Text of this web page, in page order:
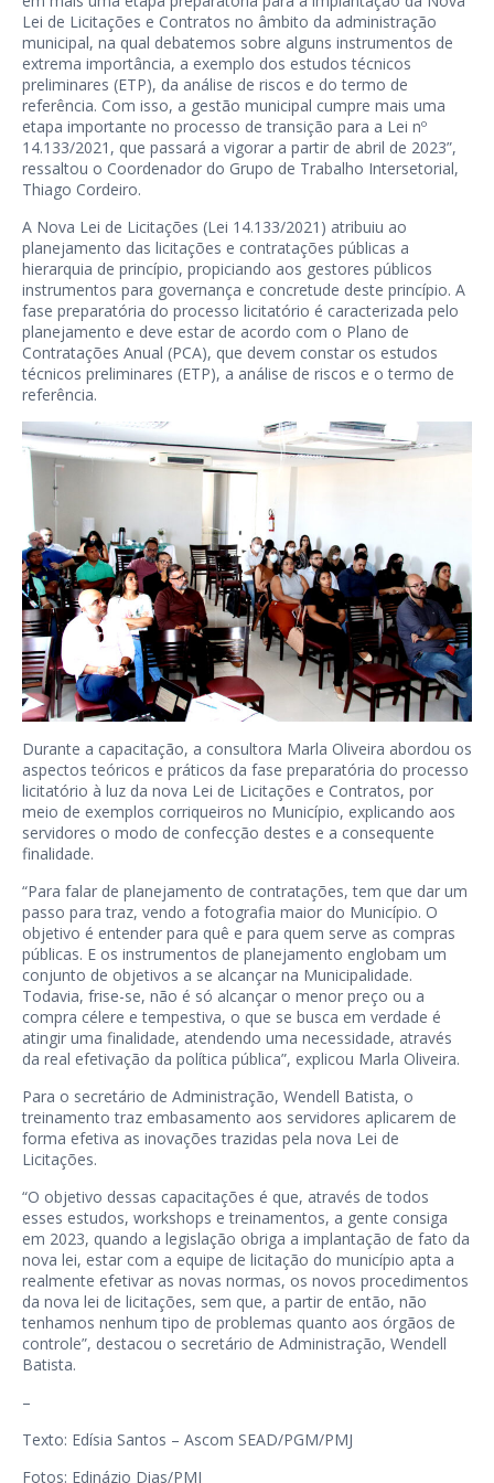
Lei de Licitações e Contratos no âmbito da administração
municipal, na qual debatemos sobre alguns instrumentos de
extrema importância, a exemplo dos estudos técnicos
preliminares (ETP), da análise de riscos e do termo de
referência. Com isso, a gestão municipal cumpre mais uma
etapa importante no processo de transição para a Lei nº
14.133/2021, que passará a vigorar a partir de abril de 2023”,
ressaltou o Coordenador do Grupo de Trabalho Intersetorial,
Thiago Cordeiro.
A Nova Lei de Licitações (Lei 14.133/2021) atribuiu ao
planejamento das licitações e contratações públicas a
hierarquia de princípio, propiciando aos gestores públicos
instrumentos para governança e concretude deste princípio. A
fase preparatória do processo licitatório é caracterizada pelo
planejamento e deve estar de acordo com o Plano de
Contratações Anual (PCA), que devem constar os estudos
técnicos preliminares (ETP), a análise de riscos e o termo de
referência.
Durante a capacitação, a consultora Marla Oliveira abordou os
aspectos teóricos e práticos da fase preparatória do processo
licitatório à luz da nova Lei de Licitações e Contratos, por
meio de exemplos corriqueiros no Município, explicando aos
servidores o modo de confecção destes e a consequente
finalidade.
“Para falar de planejamento de contratações, tem que dar um
passo para traz, vendo a fotografia maior do Município. O
objetivo é entender para quê e para quem serve as compras
públicas. E os instrumentos de planejamento englobam um
conjunto de objetivos a se alcançar na Municipalidade.
Todavia, frise-se, não é só alcançar o menor preço ou a
compra célere e tempestiva, o que se busca em verdade é
atingir uma finalidade, atendendo uma necessidade, através
da real efetivação da política pública”, explicou Marla Oliveira.
Para o secretário de Administração, Wendell Batista, o
treinamento traz embasamento aos servidores aplicarem de
forma efetiva as inovações trazidas pela nova Lei de
Licitações.
“O objetivo dessas capacitações é que, através de todos
esses estudos, workshops e treinamentos, a gente consiga
em 2023, quando a legislação obriga a implantação de fato da
nova lei, estar com a equipe de licitação do município apta a
realmente efetivar as novas normas, os novos procedimentos
da nova lei de licitações, sem que, a partir de então, não
tenhamos nenhum tipo de problemas quanto aos órgãos de
controle”, destacou o secretário de Administração, Wendell
Batista.
–
Texto: Edísia Santos – Ascom SEAD/PGM/PMJ
Fotos: Edinázio Dias/PMJ